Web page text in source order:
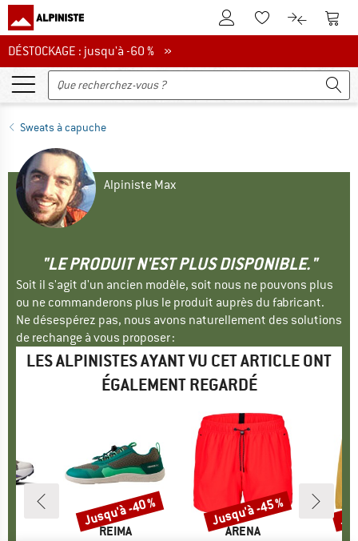
Vers le compte client
Vers la liste
Vers le
DÉSTOCKAGE : jusqu'à -60 %
DÉSTOCKAGE : jusqu'à -60 % »
Sweats à capuche
Alpiniste Max
"LE PRODUIT N'EST PLUS DISPONIBLE."
Soit il s'agit d'un ancien modèle, soit nous ne pouvons plus
ou ne commanderons plus le produit auprès du fabricant.
Ne désespérez pas, nous avons naturellement des solutions
de rechange à vous proposer :
LES ALPINISTES AYANT VU CET ARTICLE ONT
ÉGALEMENT REGARDÉ
MARQUE
REIMA
Remise
Jusqu'à -40 %
MARQUE
ARENA
Remise
Jusqu'à -45 %